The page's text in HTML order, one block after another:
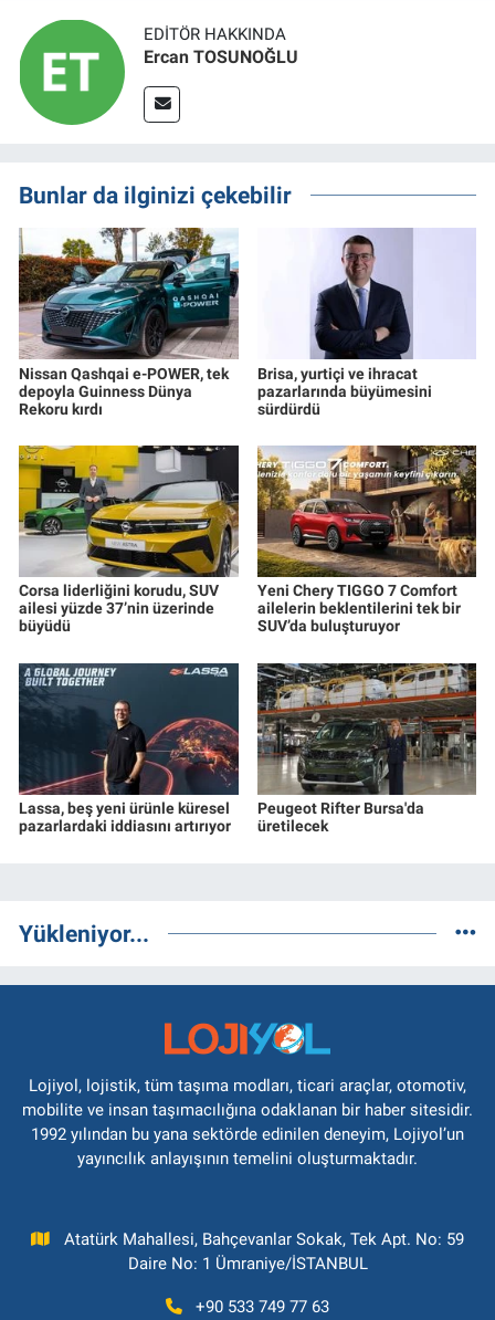
EDITÖR HAKKINDA
Ercan TOSUNOĞLU
Bunlar da ilginizi çekebilir
Nissan Qashqai e-POWER, tek
depoyla Guinness Dünya
Rekoru kırdı
Brisa, yurtiçi ve ihracat
pazarlarında büyümesini
sürdürdü
Corsa liderliğini korudu, SUV
ailesi yüzde 37’nin üzerinde
büyüdü
Yeni Chery TIGGO 7 Comfort
ailelerin beklentilerini tek bir
SUV’da buluşturuyor
Lassa, beş yeni ürünle küresel
pazarlardaki iddiasını artırıyor
Peugeot Rifter Bursa'da
üretilecek
Yükleniyor...
Lojiyol, lojistik, tüm taşıma modları, ticari araçlar, otomotiv,
mobilite ve insan taşımacılığına odaklanan bir haber sitesidir.
1992 yılından bu yana sektörde edinilen deneyim, Lojiyol’un
yayıncılık anlayışının temelini oluşturmaktadır.
Atatürk Mahallesi, Bahçevanlar Sokak, Tek Apt. No: 59
Daire No: 1 Ümraniye/İSTANBUL
+90 533 749 77 63